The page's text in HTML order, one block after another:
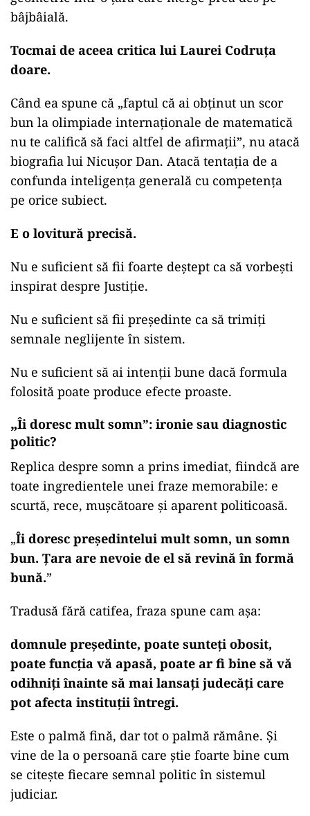
bâjbâială.
Tocmai de aceea critica lui Laurei Codruța
doare.
Când ea spune că „faptul că ai obținut un scor
bun la olimpiade internaționale de matematică
nu te califică să faci altfel de afirmații”, nu atacă
biografia lui Nicușor Dan. Atacă tentația de a
confunda inteligența generală cu competența
pe orice subiect.
E o lovitură precisă.
Nu e suficient să fii foarte deștept ca să vorbești
inspirat despre Justiție.
Nu e suficient să fii președinte ca să trimiți
semnale neglijente în sistem.
Nu e suficient să ai intenții bune dacă formula
folosită poate produce efecte proaste.
„Îi doresc mult somn”: ironie sau diagnostic
politic?
Replica despre somn a prins imediat, fiindcă are
toate ingredientele unei fraze memorabile: e
scurtă, rece, mușcătoare și aparent politicoasă.
„Îi doresc președintelui mult somn, un somn
bun. Țara are nevoie de el să revină în formă
bună.”
Tradusă fără catifea, fraza spune cam așa:
domnule președinte, poate sunteți obosit,
poate funcția vă apasă, poate ar fi bine să vă
odihniți înainte să mai lansați judecăți care
pot afecta instituții întregi.
Este o palmă fină, dar tot o palmă rămâne. Și
vine de la o persoană care știe foarte bine cum
se citește fiecare semnal politic în sistemul
judiciar.